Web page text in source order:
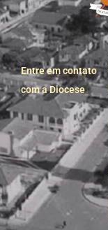
Entre em contato
com a Diocese